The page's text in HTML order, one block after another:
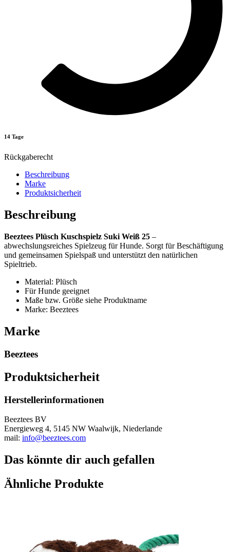
14 Tage
Rückgaberecht
Beschreibung
Marke
Produktsicherheit
Beschreibung
Beeztees Plüsch Kuschspielz Suki Weiß 25 –
abwechslungsreiches Spielzeug für Hunde. Sorgt für Beschäftigung
und gemeinsamen Spielspaß und unterstützt den natürlichen
Spieltrieb.
Material: Plüsch
Für Hunde geeignet
Maße bzw. Größe siehe Produktname
Marke: Beeztees
Marke
Beeztees
Produktsicherheit
Herstellerinformationen
Beeztees BV
Energieweg 4, 5145 NW Waalwijk, Niederlande
mail: info@beeztees.com
Das könnte dir auch gefallen
Ähnliche Produkte